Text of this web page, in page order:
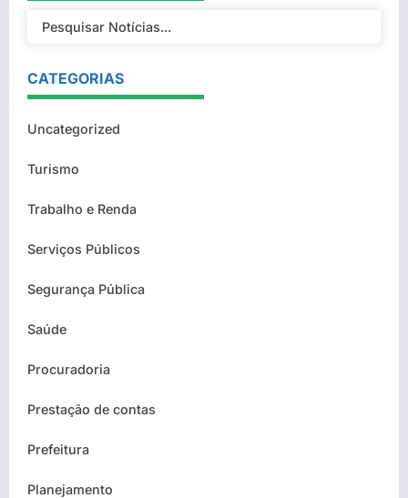
CATEGORIAS
Uncategorized
Turismo
Trabalho e Renda
Serviços Públicos
Segurança Pública
Saúde
Procuradoria
Prestação de contas
Prefeitura
Planejamento